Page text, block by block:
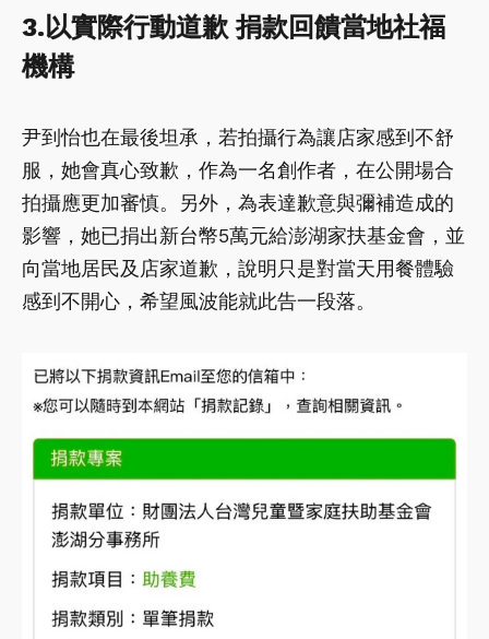
3.以實際行動道歉 捐款回饋當地社福
機構
尹到怡也在最後坦承，若拍攝行為讓店家感到不舒
服，她會真心致歉，作為一名創作者，在公開場合
拍攝應更加審慎。另外，為表達歉意與彌補造成的
影響，她已捐出新台幣5萬元給澎湖家扶基金會，並
向當地居民及店家道歉，說明只是對當天用餐體驗
感到不開心，希望風波能就此告一段落。